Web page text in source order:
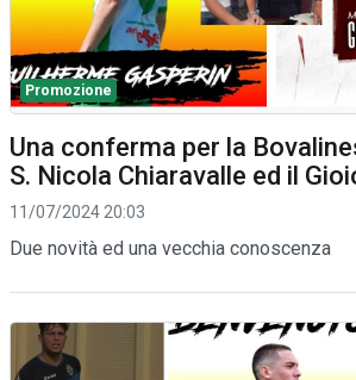
Promozione
Una conferma per la
S. Nicola Chiaravalle ed il
11/07/2024 20:03
Due novità ed una vecchia conoscenza